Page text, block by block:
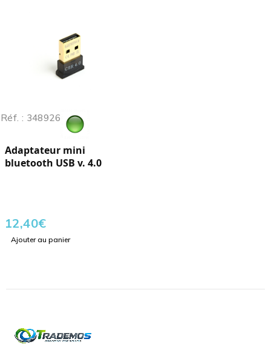
Réf. : 348926
Adaptateur mini
bluetooth USB v. 4.0
12,40€
Ajouter au panier